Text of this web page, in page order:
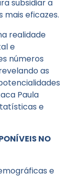
subsidiar a
eficazes.
realidade
e
números
as
Paula
e
NO
e